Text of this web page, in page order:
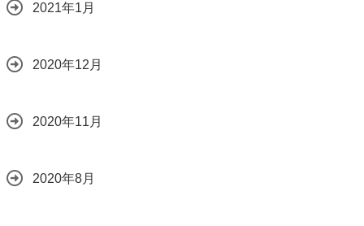
2021年1月
2020年12月
2020年11月
2020年8月